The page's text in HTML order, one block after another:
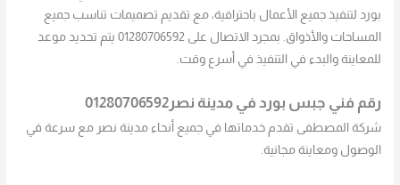
بورد لتنفيذ جميع الأعمال باحترافية، مع تقديم تصميمات تناسب جميع
المساحات والأذواق. بمجرد الاتصال على 01280706592 يتم تحديد موعد
للمعاينة والبدء في التنفيذ في أسرع وقت.
رقم فني جبس بورد في مدينة نصر01280706592
شركة المصطفى تقدم خدماتها في جميع أنحاء مدينة نصر مع سرعة في
الوصول ومعاينة مجانية.